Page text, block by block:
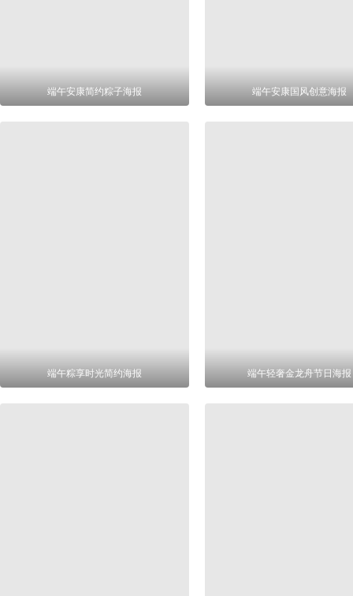
端午安康简约粽子海报 端午安康国风创意海报
端午粽享时光简约海报 端午轻奢金龙舟节日海报